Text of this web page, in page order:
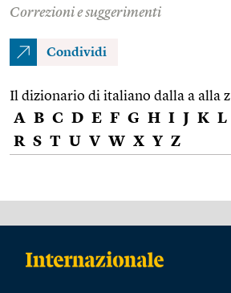
Correzioni e suggerimenti
Condividi
Il dizionario di italiano dalla a alla z
A B C D E F G H I J K L
R S T U V W X Y Z